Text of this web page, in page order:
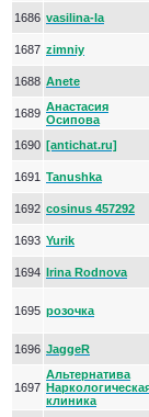
1686 vasilina-la
1687 zimniy
1688 Anete
1689 Анастасия
Осипова
1690 [antichat.ru]
1691 Tanushka
1692 cosinus 457292
1693 Yurik
1694 Irina Rodnova
1695 розочка
1696 JaggeR
1697
Альтернатива
клиника